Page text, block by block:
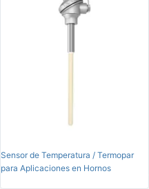
Sensor de Temperatura / Termopar
para Aplicaciones en Hornos